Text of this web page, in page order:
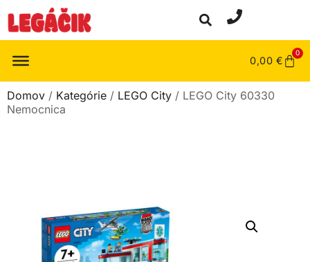
0,00 €
0
Domov / Kategórie / LEGO City / LEGO City 60330
Nemocnica